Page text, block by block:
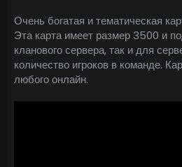
Очень богатая и тематическая
Эта карта имеет размер 3500 и
кланового сервера, так и для
количество игроков в команде.
любого онлайн.